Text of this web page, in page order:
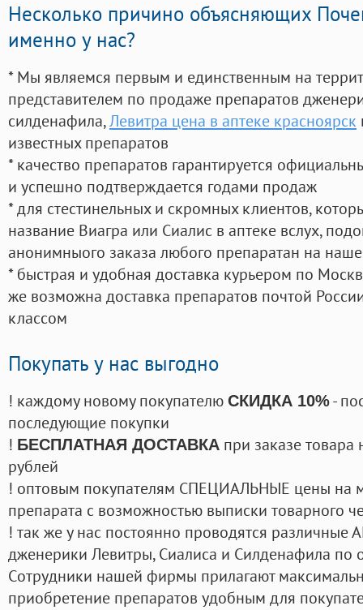
Несколько причино объясняющих
именно у нас?
* Мы являемся первым и единственным на
представителем по продаже препаратов
силденафила,Левитра цена в аптеке красноярск
известных препаратов
* качество препаратов гарантируется
и успешно подтверждается годами продаж
* для стестинельных и скромных клиентов,
название Виагра или Сиалис в аптеке вслух,
анонимныого заказа любого препаратан на
* быстрая и удобная доставка курьером по
же возможна доставка препаратов почтой
классом
Покупать у нас выгодно
! каждому новому покупателю СКИДКА 10%-
последующие покупки
! БЕСПЛАТНАЯ ДОСТАВКА при заказе
рублей
! оптовым покупателям СПЕЦИАЛЬНЫЕ цены на
препарата с возможностью выписки товарного
! так же у нас постоянно проводятся
дженерики Левитры, Сиалиса и Силденафила по
Cотрудники нашей фирмы прилагают
приобретение препаратов удобным для